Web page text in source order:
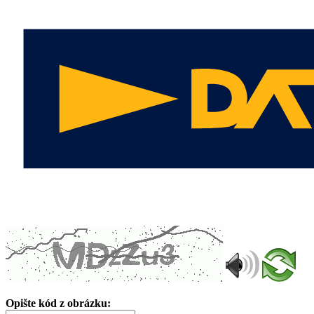
Opište kód z obrázku: